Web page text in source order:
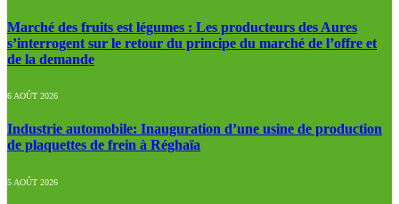
Marché des fruits est légumes : Les producteurs des Aures
s’interrogent sur le retour du principe du marché de l’offre et
de la demande
6 AOÛT 2026
Industrie automobile: Inauguration d’une usine de production
de plaquettes de frein à Réghaïa
5 AOÛT 2026